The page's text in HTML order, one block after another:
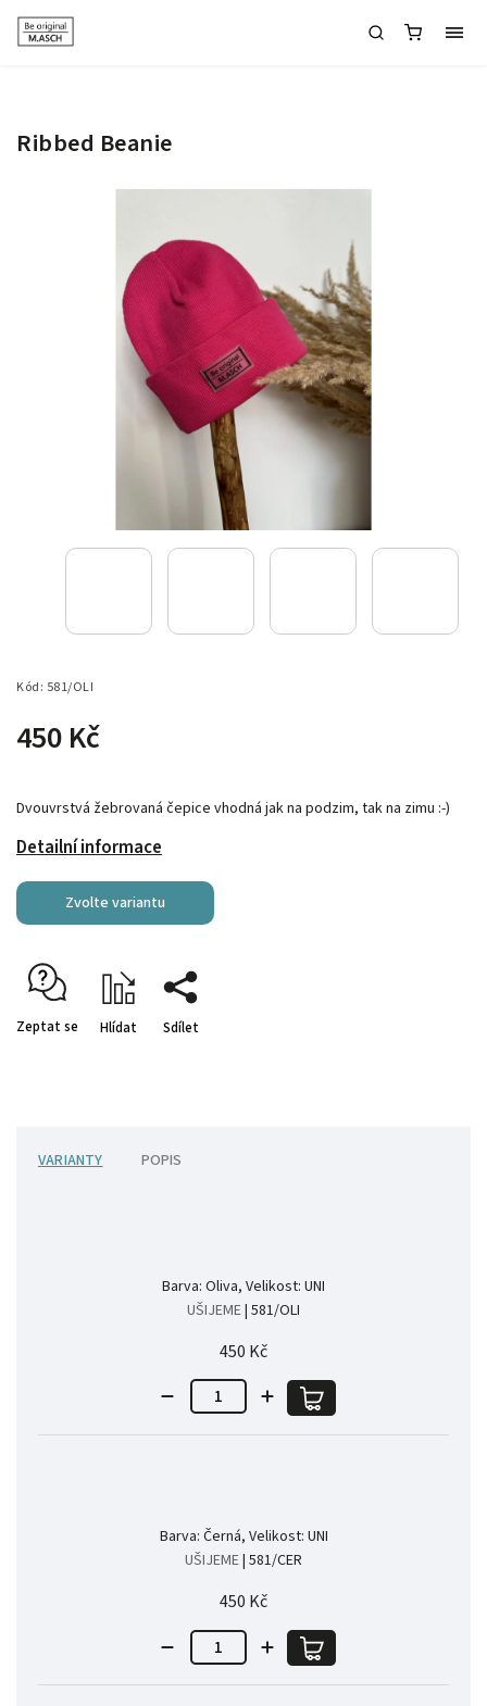
Ribbed Beanie
Kód: 581/OLI
450 Kč
Dvouvrstvá žebrovaná čepice vhodná jak na podzim, tak na zimu :-)
Detailní informace
Zvolte variantu
Zeptat se Hlídat Sdílet
VARIANTY POPIS
Barva: Oliva, Velikost: UNI
UŠIJEME| 581/OLI
450 Kč
Barva: Černá, Velikost: UNI
UŠIJEME| 581/CER
450 Kč